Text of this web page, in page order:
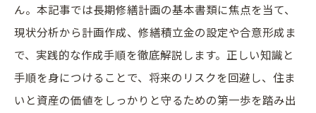
ん。本記事では長期修繕計画の基本書類に焦点を当て、
現状分析から計画作成、修繕積立金の設定や合意形成ま
で、実践的な作成手順を徹底解説します。正しい知識と
手順を身につけることで、将来のリスクを回避し、住ま
いと資産の価値をしっかりと守るための第一歩を踏み出